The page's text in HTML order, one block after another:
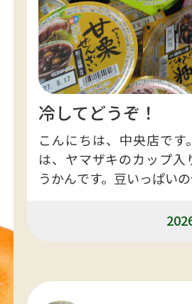
冷してどうぞ！
こんにちは、中央店で
は、ヤマザキのカップ入
うかんです。豆いっぱい
す。是非冷してどうぞ！